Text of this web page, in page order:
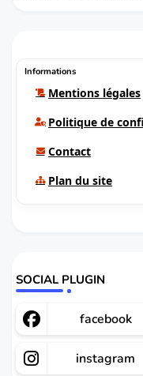
Informations
Mentions légales
Politique de
Contact
Plan du site
SOCIAL PLUGIN
facebook
instagram